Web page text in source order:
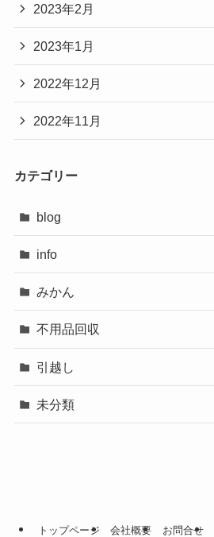
2023年2月
2023年1月
2022年12月
2022年11月
カテゴリー
blog
info
みかん
不用品回収
引越し
未分類
トップページ 会社概要 お問合せ